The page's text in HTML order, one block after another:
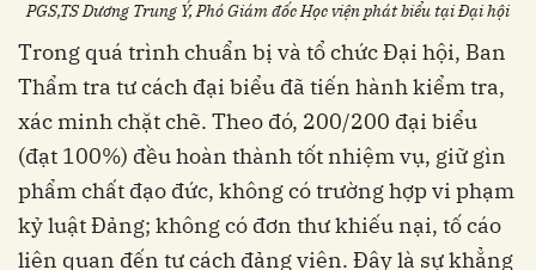
PGS,TS Dương Trung Ý, Phó Giám đốc Học viện phát biểu tại Đại hội
Trong quá trình chuẩn bị và tổ chức Đại hội, Ban
Thẩm tra tư cách đại biểu đã tiến hành kiểm tra,
xác minh chặt chẽ. Theo đó, 200/200 đại biểu
(đạt 100%) đều hoàn thành tốt nhiệm vụ, giữ gìn
phẩm chất đạo đức, không có trường hợp vi phạm
kỷ luật Đảng; không có đơn thư khiếu nại, tố cáo
liên quan đến tư cách đảng viên. Đây là sự khẳng